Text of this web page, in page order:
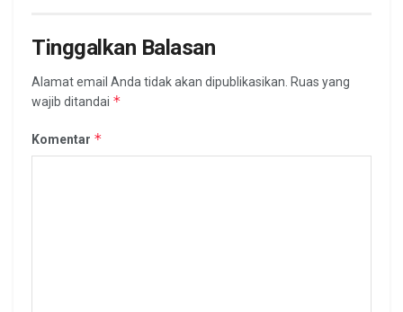
Tinggalkan Balasan
Alamat email Anda tidak akan dipublikasikan. Ruas yang
wajib ditandai *
Komentar *